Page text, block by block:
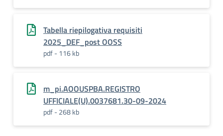
Tabella riepilogativa requisiti
2025_DEF_post OOSS
pdf - 116 kb
m_pi.AOOUSPBA.REGISTRO
UFFICIALE(U).0037681.30-09-2024
pdf - 268 kb